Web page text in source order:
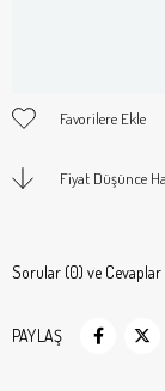
Favorilere Ekle
Fiyat Düşünce
Sorular (0) ve Cevaplar
PAYLAŞ